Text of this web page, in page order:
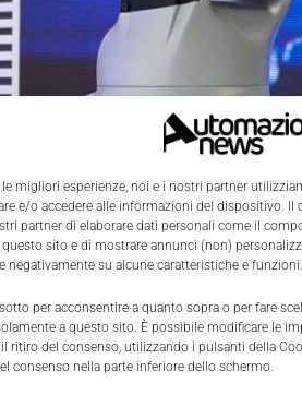
le migliori esperienze, noi e i nostri partner
e/o accedere alle informazioni del dispositivo. Il
partner di elaborare dati personali come il
sito e di mostrare annunci (non)
negativamente su alcune caratteristiche e funzioni.
per acconsentire a quanto sopra o per fare
a questo sito. È possibile modificare le
ritiro del consenso, utilizzando i pulsanti della
consenso nella parte inferiore dello schermo.
la forza, anche nel mondo 4.0.
, aiuta le aziende manifatturiere a
abilitano il monitoraggio da
Comau DiWo (Digital